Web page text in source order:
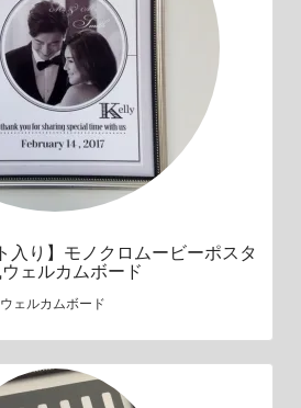
入り】モノクロムービーポスタ
ェルカムボード
ウェルカムボード